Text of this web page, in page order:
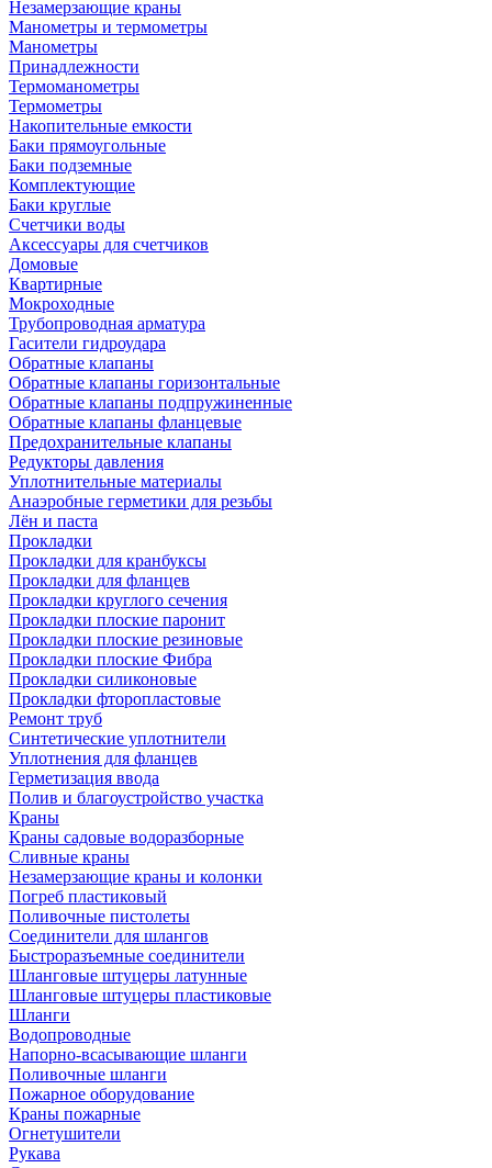
Незамерзающие краны
Манометры и термометры
Манометры
Принадлежности
Термоманометры
Термометры
Накопительные емкости
Баки прямоугольные
Баки подземные
Комплектующие
Баки круглые
Счетчики воды
Аксессуары для счетчиков
Домовые
Квартирные
Мокроходные
Трубопроводная арматура
Гасители гидроудара
Обратные клапаны
Обратные клапаны горизонтальные
Обратные клапаны подпружиненные
Обратные клапаны фланцевые
Предохранительные клапаны
Редукторы давления
Уплотнительные материалы
Анаэробные герметики для резьбы
Лён и паста
Прокладки
Прокладки для кранбуксы
Прокладки для фланцев
Прокладки круглого сечения
Прокладки плоские паронит
Прокладки плоские резиновые
Прокладки плоские Фибра
Прокладки силиконовые
Прокладки фторопластовые
Ремонт труб
Синтетические уплотнители
Уплотнения для фланцев
Герметизация ввода
Полив и благоустройство участка
Краны
Краны садовые водоразборные
Сливные краны
Незамерзающие краны и колонки
Погреб пластиковый
Поливочные пистолеты
Соединители для шлангов
Быстроразъемные соединители
Шланговые штуцеры латунные
Шланговые штуцеры пластиковые
Шланги
Водопроводные
Напорно-всасывающие шланги
Поливочные шланги
Пожарное оборудование
Краны пожарные
Огнетушители
Рукава